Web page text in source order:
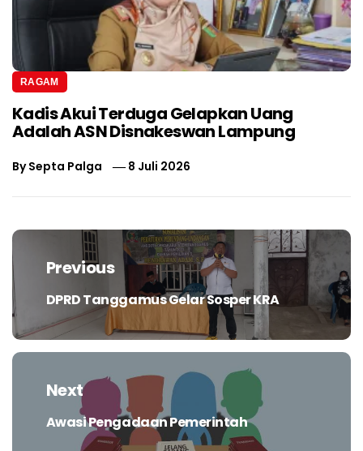
RAGAM
Kadis Akui Terduga Gelapkan Uang
Adalah ASN Disnakeswan Lampung
BySepta Palga 8 Juli 2026
Navigasi
posPrevious
Previous
post:
DPRD Tanggamus Gelar Sosper KRA
Next
Next
Awasi Pengadaan Pemerintah